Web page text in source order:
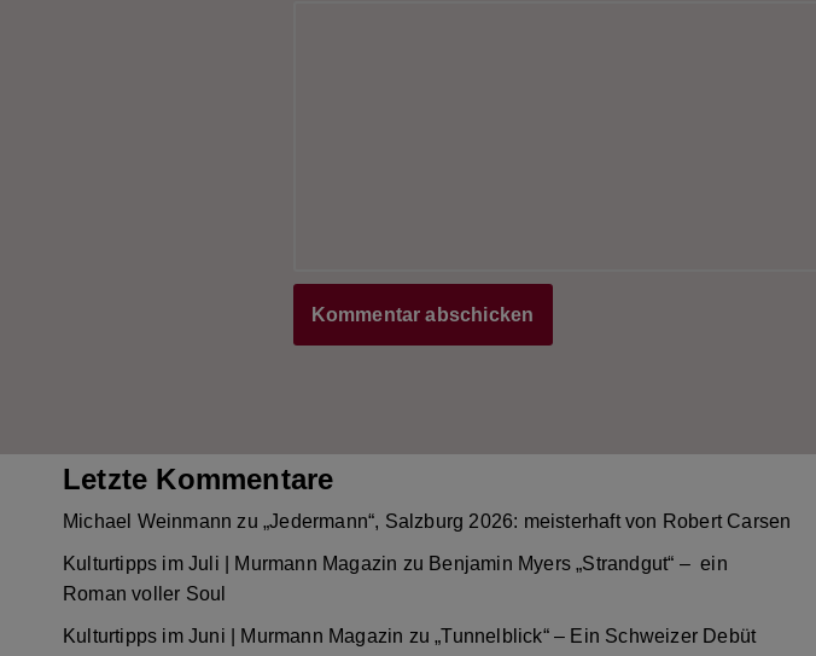
Letzte Kommentare
Michael Weinmann zu„Jedermann“, Salzburg 2026: meisterhaft von Robert Carsen
Kulturtipps im Juli | Murmann Magazin zu Benjamin Myers „Strandgut“ – ein
Roman voller Soul
Kulturtipps im Juni | Murmann Magazin zu„Tunnelblick“ – Ein Schweizer Debüt